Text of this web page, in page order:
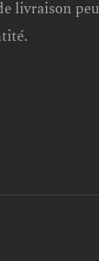
livraison